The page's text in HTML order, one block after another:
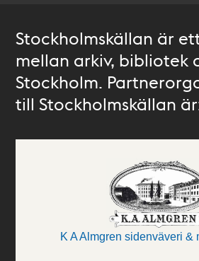
Stockholmskällan är
mellan arkiv, bibliotek
Stockholm.
till Stockholmskällan
K A Almgren sidenväveri &